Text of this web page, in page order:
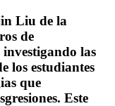
Liu de la
de
las
los estudiantes
que
Este